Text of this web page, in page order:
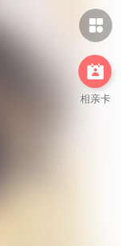


相亲卡